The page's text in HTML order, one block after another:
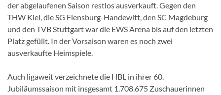
der abgelaufenen Saison restlos ausverkauft. Gegen den
THW Kiel, die SG Flensburg-Handewitt, den SC Magdeburg
und den TVB Stuttgart war die EWS Arena bis auf den letzten
Platz gefüllt. In der Vorsaison waren es noch zwei
ausverkaufte Heimspiele.
Auch ligaweit verzeichnete die HBL in ihrer 60.
Jubiläumssaison mit insgesamt 1.708.675 Zuschauerinnen